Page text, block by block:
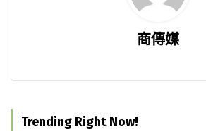
商傳媒
Trending Right Now!